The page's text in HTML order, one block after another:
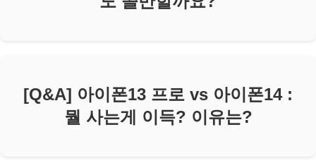
[Q&A] 아이폰13 프로 vs 아이폰14 :
뭘 사는게 이득? 이유는?